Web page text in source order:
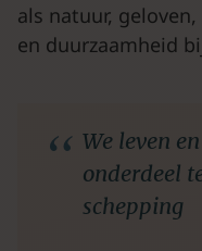
als natuur,
en duurzaamheid
We leven
onderdeel
schepping